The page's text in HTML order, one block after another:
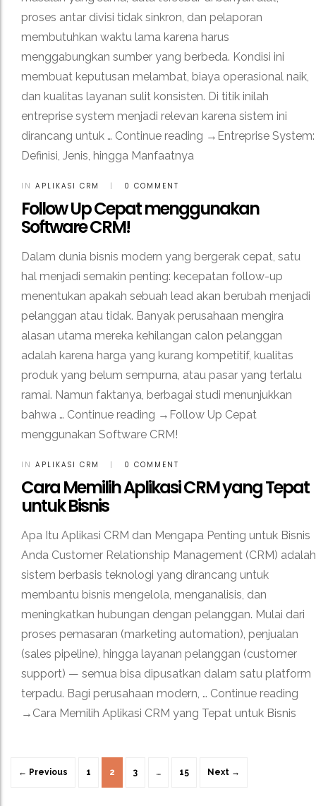
proses antar divisi tidak sinkron, dan pelaporan
membutuhkan waktu lama karena harus
menggabungkan sumber yang berbeda. Kondisi ini
membuat keputusan melambat, biaya operasional naik,
dan kualitas layanan sulit konsisten. Di titik inilah
entreprise system menjadi relevan karena sistem ini
dirancang untuk … Continue reading →Entreprise System:
Definisi, Jenis, hingga Manfaatnya
IN APLIKASI CRM | 0 COMMENT
Follow Up Cepat menggunakan
Software CRM!
Dalam dunia bisnis modern yang bergerak cepat, satu
hal menjadi semakin penting: kecepatan follow-up
menentukan apakah sebuah lead akan berubah menjadi
pelanggan atau tidak. Banyak perusahaan mengira
alasan utama mereka kehilangan calon pelanggan
adalah karena harga yang kurang kompetitif, kualitas
produk yang belum sempurna, atau pasar yang terlalu
ramai. Namun faktanya, berbagai studi menunjukkan
bahwa … Continue reading →Follow Up Cepat
menggunakan Software CRM!
IN APLIKASI CRM | 0 COMMENT
Cara Memilih Aplikasi CRM yang Tepat
untuk Bisnis
Apa Itu Aplikasi CRM dan Mengapa Penting untuk Bisnis
Anda Customer Relationship Management (CRM) adalah
sistem berbasis teknologi yang dirancang untuk
membantu bisnis mengelola, menganalisis, dan
meningkatkan hubungan dengan pelanggan. Mulai dari
proses pemasaran (marketing automation), penjualan
(sales pipeline), hingga layanan pelanggan (customer
support) — semua bisa dipusatkan dalam satu platform
terpadu. Bagi perusahaan modern, … Continue reading
→Cara Memilih Aplikasi CRM yang Tepat untuk Bisnis
navigation
← Previous 1 2 3 … 15 Next →